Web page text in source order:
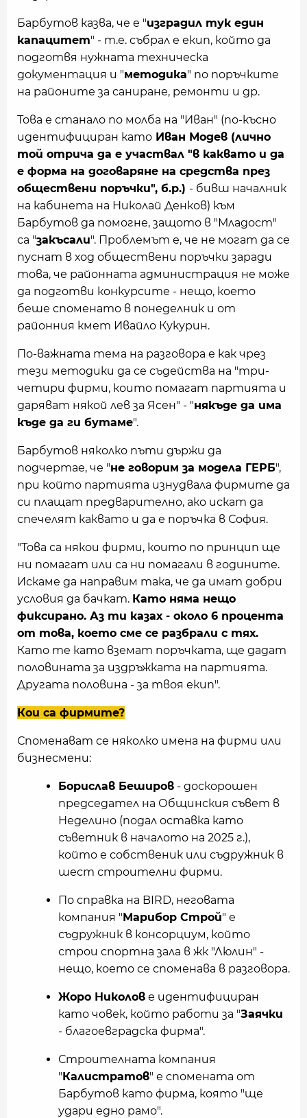
Барбутов казва, че е "изградил тук един
капацитет" - т.е. събрал е екип, който да
подготвя нужната техническа
документация и "методика" по поръчките
на районите за саниране, ремонти и др.
Това е станало по молба на "Иван" (по-късно
идентифициран като Иван Модев (лично
той отрича да е участвал "в каквато и да
е форма на договаряне на средства през
обществени поръчки", б.р.) - бивш началник
на кабинета на Николай Денков) към
Барбутов да помогне, защото в "Младост"
са "закъсали". Проблемът е, че не могат да се
пуснат в ход обществени поръчки заради
това, че районната администрация не може
да подготви конкурсите - нещо, което
беше споменато в понеделник и от
районния кмет Ивайло Кукурин.
По-важната тема на разговора е как чрез
тези методики да се съдейства на "три-
четири фирми, които помагат партията и
даряват някой лев за Ясен" - "някъде да има
къде да ги бутаме".
Барбутов няколко пъти държи да
подчертае, че "не говорим за модела ГЕРБ",
при който партията изнудвала фирмите да
си плащат предварително, ако искат да
спечелят каквато и да е поръчка в София.
"Това са някои фирми, които по принцип ще
ни помагат или са ни помагали в годините.
Искаме да направим така, че да имат добри
условия да бачкат. Като няма нещо
фиксирано. Аз ти казах - около 6 процента
от това, което сме се разбрали с тях.
Като те като вземат поръчката, ще дадат
половината за издръжката на партията.
Другата половина - за твоя екип".
Кои са фирмите?
Споменават се няколко имена на фирми или
бизнесмени:
Борислав Беширов - доскорошен
председател на Общинския съвет в
Неделино (подал оставка като
съветник в началото на 2025 г.),
който е собственик или съдружник в
шест строителни фирми.
По справка на BIRD, неговата
компания "Марибор Строй" е
съдружник в консорциум, който
строи спортна зала в жк "Люлин" -
нещо, което се споменава в разговора.
Жоро Николов е идентифициран
като човек, който работи за "Заячки
- благоевградска фирма".
Строителната компания
"Калистратов" е спомената от
Барбутов като фирма, която "ще
удари едно рамо".